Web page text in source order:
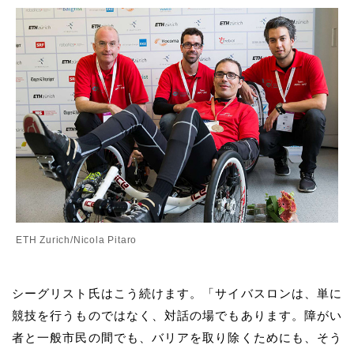
ETH Zurich/Nicola Pitaro
シーグリスト氏はこう続けます。「サイバスロンは、単に
競技を行うものではなく、対話の場でもあります。障がい
者と一般市民の間でも、バリアを取り除くためにも、そう